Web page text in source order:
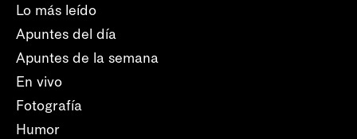
Lo más leído
Apuntes del día
Apuntes de la semana
En vivo
Fotografía
Humor